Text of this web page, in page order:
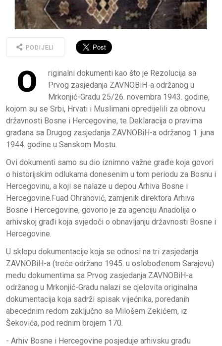
PODIJELI
O
riginalni dokumenti kao što je Rezolucija sa
Prvog zasjedanja ZAVNOBiH-a održanog u
Mrkonjić-Gradu 25/26. novembra 1943. godine,
kojom su se Srbi, Hrvati i Muslimani opredijelili za obnovu
državnosti Bosne i Hercegovine, te Deklaracija o pravima
građana sa Drugog zasjedanja ZAVNOBiH-a održanog 1. juna
1944. godine u Sanskom Mostu.
Ovi dokumenti samo su dio iznimno važne građe koja govori
o historijskim odlukama donesenim u tom periodu za Bosnu i
Hercegovinu, a koji se nalaze u depou Arhiva Bosne i
Hercegovine.Fuad Ohranović, zamjenik direktora Arhiva
Bosne i Hercegovine, govorio je za agenciju Anadolija o
arhivskoj građi koja svjedoči o obnavljanju državnosti Bosne i
Hercegovine.
U sklopu dokumentacije koja se odnosi na tri zasjedanja
ZAVNOBiH-a (treće održano 1945. u oslobođenom Sarajevu)
među dokumentima sa Prvog zasjedanja ZAVNOBiH-a
održanog u Mrkonjić-Gradu nalazi se cjelovita originalna
dokumentacija koja sadrži spisak vijećnika, poredanih
abecednim redom zaključno sa Milošem Zekićem, iz
Šekovića, pod rednim brojem 170.
- Arhiv Bosne i Hercegovine posjeduje arhivsku građu